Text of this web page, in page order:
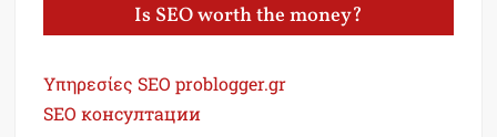
Is SEO worth the money?
Υπηρεσίες SEO problogger.gr
SEO консултации